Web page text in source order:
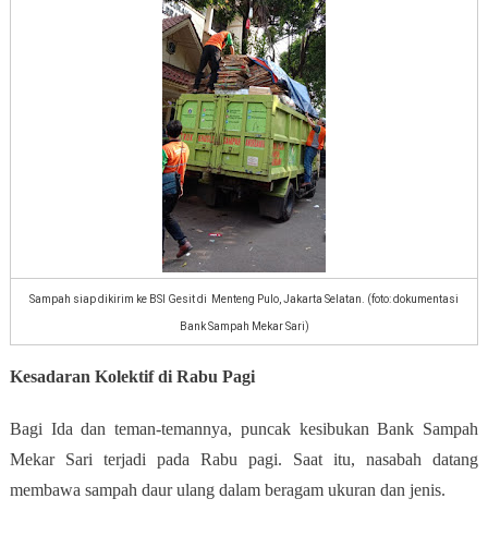
Sampah siap dikirim ke BSI Gesit di Menteng Pulo, Jakarta Selatan. (foto: dokumentasi
Bank Sampah Mekar Sari)
Kesadaran Kolektif di Rabu Pagi
Bagi Ida dan teman-temannya, puncak kesibukan Bank Sampah
Mekar Sari terjadi pada Rabu pagi. Saat itu, nasabah datang
membawa sampah daur ulang dalam beragam ukuran dan jenis.